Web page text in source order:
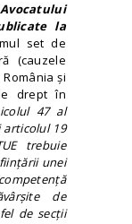
la
set de
(cauzele
și
drept în
47 al
articolul 19
trebuie
unei
de
de secții